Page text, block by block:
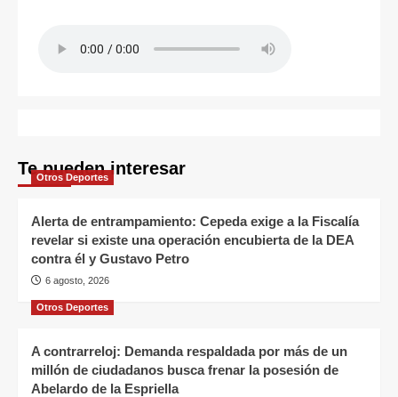
Te pueden interesar
Otros Deportes
Alerta de entrampamiento: Cepeda exige a la Fiscalía
revelar si existe una operación encubierta de la DEA
contra él y Gustavo Petro
6 agosto, 2026
Otros Deportes
A contrarreloj: Demanda respaldada por más de un
millón de ciudadanos busca frenar la posesión de
Abelardo de la Espriella